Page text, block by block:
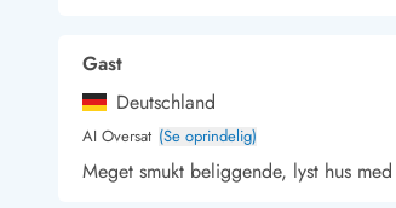
Nyhedsbrev
Sponsorater - Esmark støtter
Lejebetingelser
Persondata- og cookiepolitik
Gast
Deutschland
AI Oversat (Se oprindelig)
Meget smukt beliggende, lyst hus